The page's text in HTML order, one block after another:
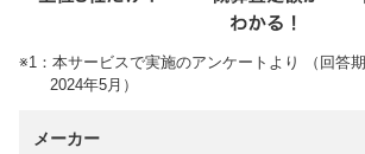
※1：本サービスで実施のアンケートより （回答
2024年5月）
メーカー